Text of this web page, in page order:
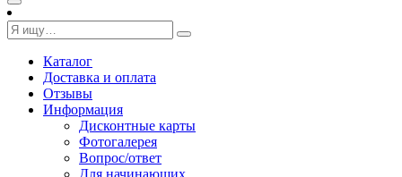
Toggle
navigation
Каталог
Доставка и оплата
Отзывы
Информация
Дисконтные карты
Фотогалерея
Вопрос/ответ
Для начинающих